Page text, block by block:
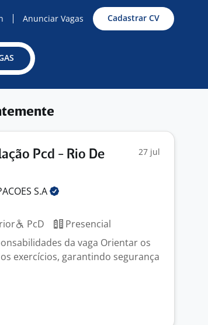
Anunciar Vagas Cadastrar CV
Pcd - Rio De
27 jul
S.A
PcD
Presencial
da vaga Orientar os
exercícios, garantindo segurança